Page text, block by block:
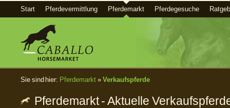
Start Pferdevermittlung Pferdemarkt Pferdegesuche
Sie sind hier: Pferdemarkt » Verkaufspferde
Pferdemarkt - Aktuelle